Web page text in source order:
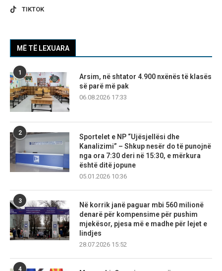
TIKTOK
MË TË LEXUARA
1
Arsim, në shtator 4.900 nxënës të klasës
së parë më pak
06.08.2026 17:33
2
Sportelet e NP “Ujësjellësi dhe
Kanalizimi” – Shkup nesër do të punojnë
nga ora 7:30 deri në 15:30, e mërkura
është ditë jopune
05.01.2026 10:36
3
Në korrik janë paguar mbi 560 milionë
denarë për kompensime për pushim
mjekësor, pjesa më e madhe për lejet e
lindjes
28.07.2026 15:52
4